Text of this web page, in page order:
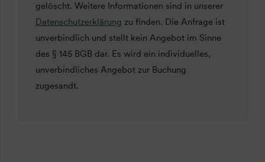
gelöscht. Weitere Informationen sind in unserer
Datenschutzerklärung zu finden. Die Anfrage ist
unverbindlich und stellt kein Angebot im Sinne
des § 145 BGB dar. Es wird ein individuelles,
unverbindliches Angebot zur Buchung
zugesandt.